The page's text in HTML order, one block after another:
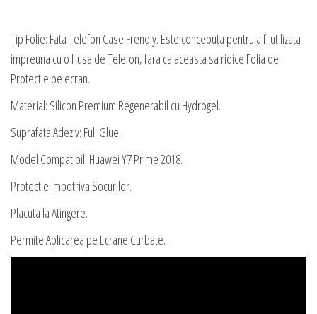
Tip Folie: Fata Telefon Case Frendly. Este conceputa pentru a fi utilizata
impreuna cu o Husa de Telefon, fara ca aceasta sa ridice Folia de
Protectie pe ecran.
Material: Silicon Premium Regenerabil cu Hydrogel.
Suprafata Adeziv: Full Glue.
Model Compatibil: Huawei Y7 Prime 2018.
Protectie Impotriva Socurilor.
Placuta la Atingere.
Permite Aplicarea pe Ecrane Curbate.